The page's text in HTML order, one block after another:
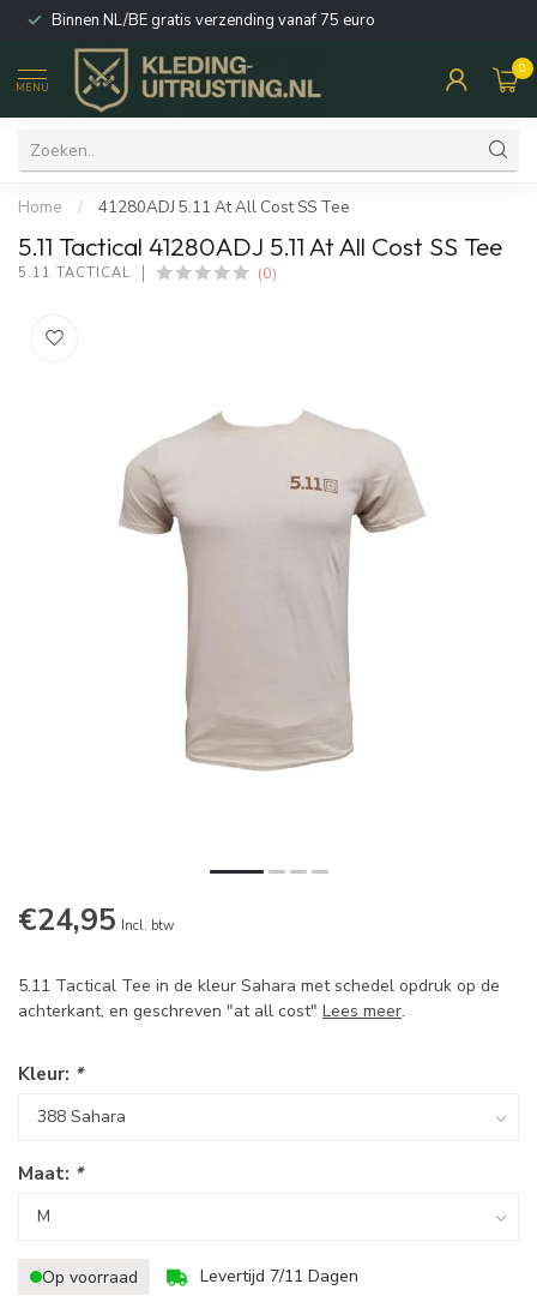
Binnen NL/BE gratis verzending vanaf 75 euro
MENU
0
Home / 41280ADJ 5.11 At All Cost SS Tee
5.11 Tactical 41280ADJ 5.11 At All Cost SS Tee
5.11 TACTICAL (0)
€24,95 Incl. btw
5.11 Tactical Tee in de kleur Sahara met schedel opdruk op de
achterkant, en geschreven "at all cost" Lees meer.
Kleur: *
Maat: *
Op voorraad Levertijd 7/11 Dagen